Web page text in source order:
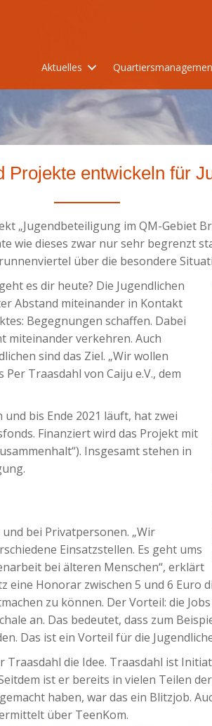
Aktuelles
Projekte entwickeln für
„Jugendbeteiligung im QM-Gebiet
wie dieses zwar nur sehr begrenzt
über die besondere
es dir heute? Die Jugendlichen
Abstand miteinander in Kontakt
Begegnungen schaffen. Dabei
miteinander verkehren. Auch
sind das Ziel. „Wir wollen
Traasdahl von Caiju e.V., dem
bis Ende 2021 läuft, hat zwei
Finanziert wird das Projekt mit
Insgesamt stehen in
bei Privatpersonen. „Wir
Einsatzstellen. Es geht ums
bei älteren Menschen“, erklärt
Honorar zwischen 5 und 6 Euro
zu können. Der Vorteil: die
an. Das bedeutet, dass zum
Das ist ein Vorteil für die
die Idee. Traasdahl ist
ist er bereits in vielen Teilen
haben, war das ein Blitzjob.
über TeenKom.